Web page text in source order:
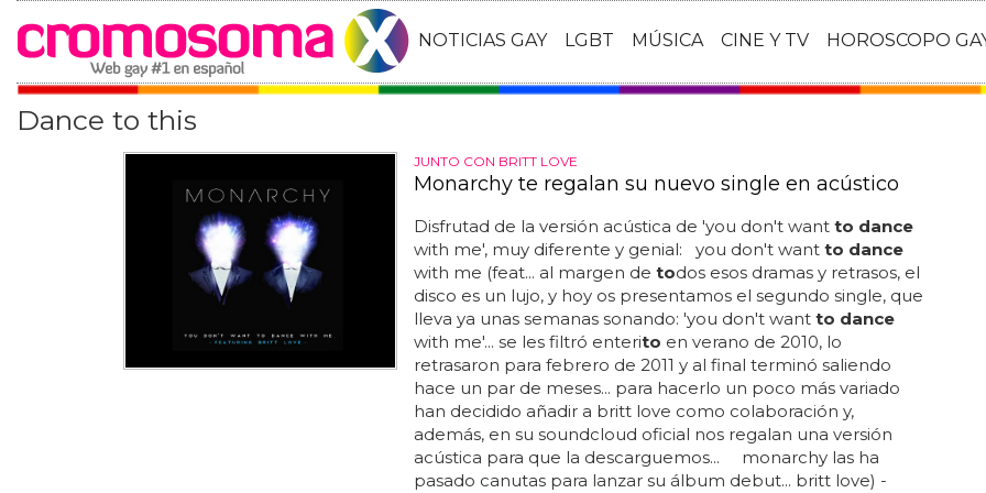
NOTICIAS GAY LGBT MÚSICA CINE Y TV HOROSCOPO
Dance to this
JUNTO CON BRITT LOVE
Monarchy te regalan su nuevo single en acústico
Disfrutad de la versión acústica de 'you don't want to dance
with me', muy diferente y genial: you don't want to dance
with me (feat... al margen de todos esos dramas y retrasos, el
disco es un lujo, y hoy os presentamos el segundo single, que
lleva ya unas semanas sonando: 'you don't want to dance
with me'... se les filtró enterito en verano de 2010, lo
retrasaron para febrero de 2011 y al final terminó saliendo
hace un par de meses... para hacerlo un poco más variado
han decidido añadir a britt love como colaboración y,
además, en su soundcloud oficial nos regalan una versión
acústica para que la descarguemos... monarchy las ha
pasado canutas para lanzar su álbum debut... britt love) -